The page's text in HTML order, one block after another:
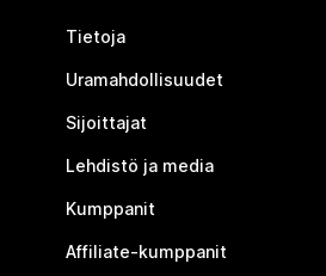
Tietoja
Uramahdollisuudet
Sijoittajat
Lehdistö ja media
Kumppanit
Affiliate-kumppanit